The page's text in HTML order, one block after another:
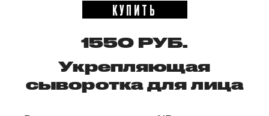
КУПИТЬ
1550 РУБ.
Укрепляющая
сыворотка для лица